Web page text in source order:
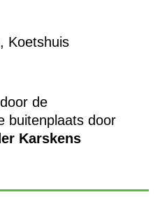
Koetshuis
de
buitenplaats door
Karskens